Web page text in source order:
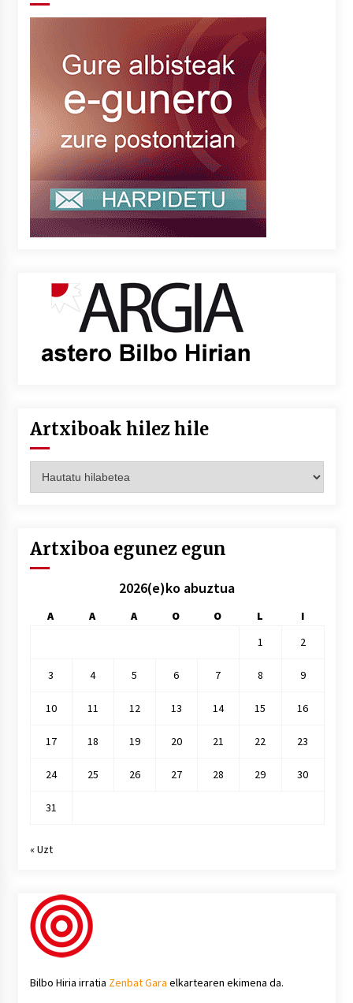
Artxiboak hilez hile
hilez
Artxiboa egunez egun
2026(e)ko abuztua
A A A O O L
I
1
2
3 4 5 6 7 8 9
10 11 12 13 14 15 16
17 18 19 20 21 22 23
24 25 26 27 28 29 30
31
« Uzt
Bilbo Hiria irratia Zenbat Gara elkartearen ekimena da.